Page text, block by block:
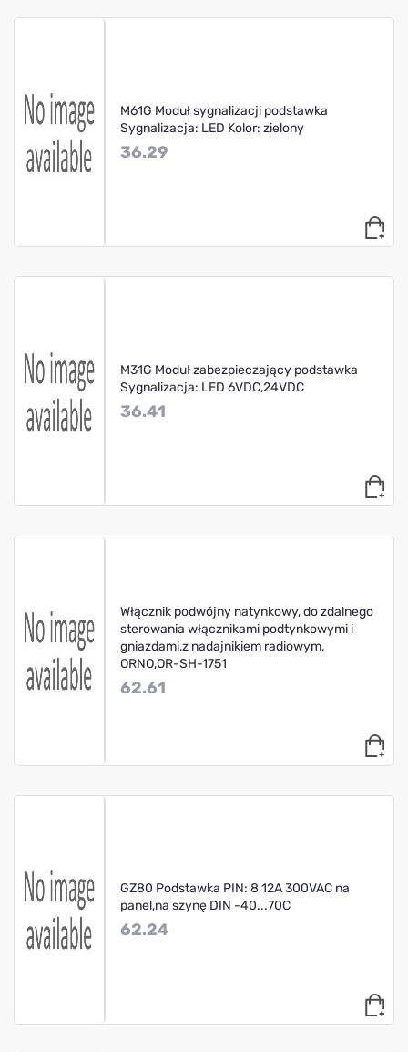
M61G Moduł sygnalizacji podstawka
Sygnalizacja: LED Kolor: zielony
36.29
M31G Moduł zabezpieczający podstawka
Sygnalizacja: LED 6VDC,24VDC
36.41
Włącznik podwójny natynkowy, do zdalnego
sterowania włącznikami podtynkowymi i
gniazdami,z nadajnikiem radiowym,
ORNO,OR-SH-1751
62.61
GZ80 Podstawka PIN: 8 12A 300VAC na
panel,na szynę DIN -40...70C
62.24